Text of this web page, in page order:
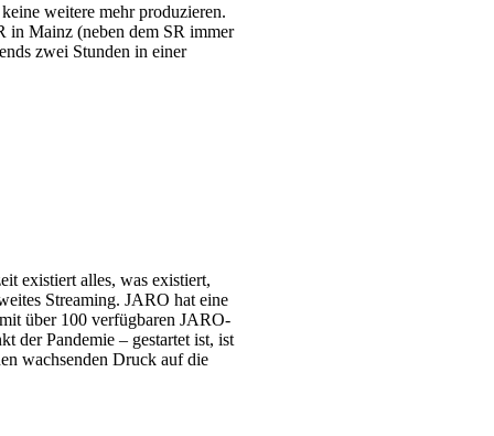
weitere mehr produzieren.
in Mainz (neben dem SR immer
zwei Stunden in einer
existiert alles, was existiert,
Streaming. JARO hat eine
über 100 verfügbaren JARO-
der Pandemie – gestartet ist, ist
wachsenden Druck auf die